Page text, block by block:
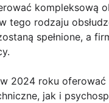
kompleksową
tego rodzaju
spełnione, a
2024 roku
jak i